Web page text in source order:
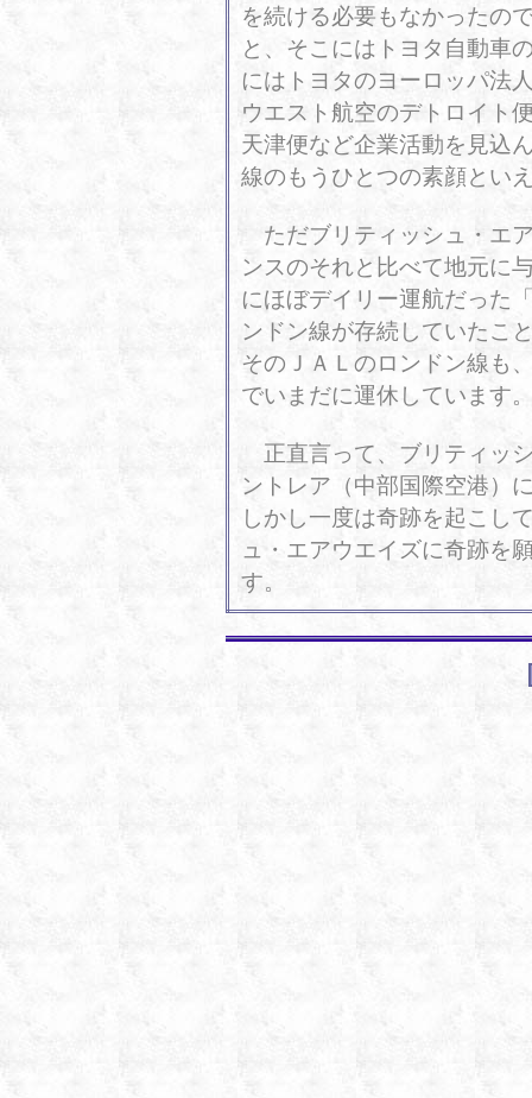
を続ける必要もなかったの
と、そこにはトヨタ自動車
にはトヨタのヨーロッパ法
ウエスト航空のデトロイト
天津便など企業活動を見込
線のもうひとつの素顔とい
ただブリティッシュ・エ
ンスのそれと比べて地元に
にほぼデイリー運航だった
ンドン線が存続していたこ
そのＪＡＬのロンドン線も
でいまだに運休しています
正直言って、ブリティッ
ントレア（中部国際空港）
しかし一度は奇跡を起こし
ュ・エアウエイズに奇跡を
す。